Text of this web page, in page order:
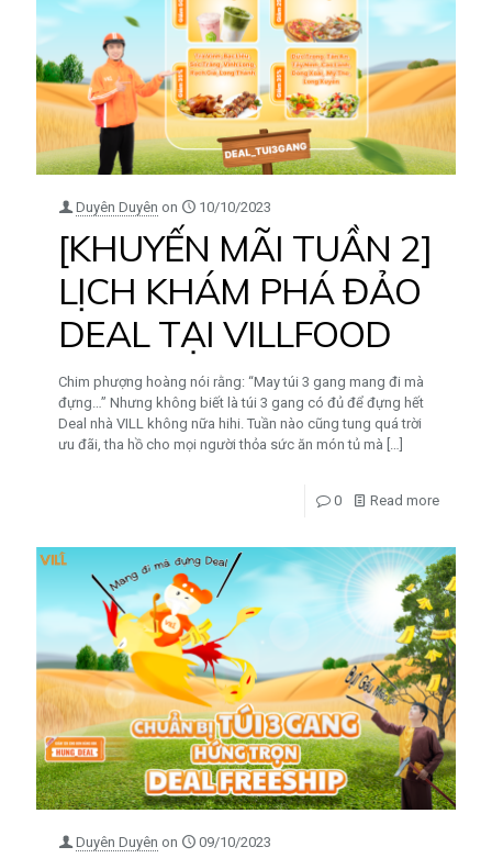
Duyên Duyên on 10/10/2023
[KHUYẾN MÃI TUẦN 2]
LỊCH KHÁM PHÁ ĐẢO
DEAL TẠI VILLFOOD
Chim phượng hoàng nói rằng: “May túi 3 gang mang đi mà
đựng…” Nhưng không biết là túi 3 gang có đủ để đựng hết
Deal nhà VILL không nữa hihi. ️Tuần nào cũng tung quá trời
ưu đãi, tha hồ cho mọi người thỏa sức ăn món tủ mà
0 Read more
Duyên Duyên on 09/10/2023